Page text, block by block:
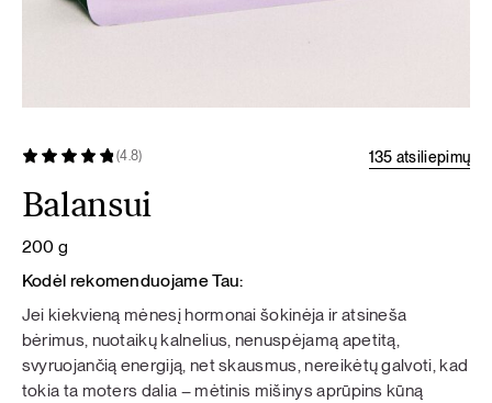
(4.8) 135 atsiliepimų
Balansui
200 g
Kodėl rekomenduojame Tau:
Jei kiekvieną mėnesį hormonai šokinėja ir atsineša
bėrimus, nuotaikų kalnelius, nenuspėjamą apetitą,
svyruojančią energiją, net skausmus, nereikėtų galvoti, kad
tokia ta moters dalia – mėtinis mišinys aprūpins kūną